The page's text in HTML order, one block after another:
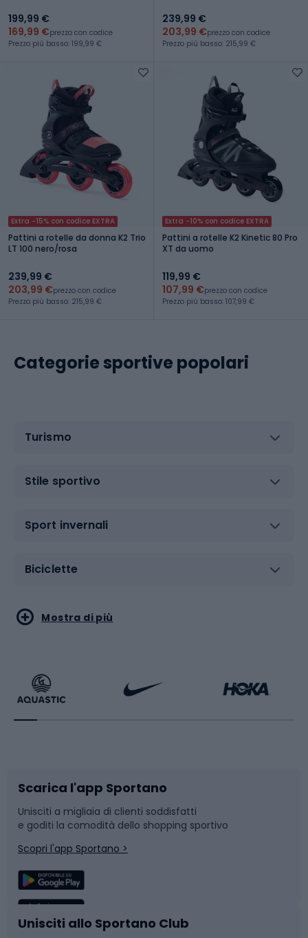
199,99 €
169,99 €prezzo con codice
Prezzo più basso: 199,99 €
239,99 €
203,99 €prezzo con codice
Prezzo più basso: 215,99 €
Extra -15% con codice EXTRA
Pattini a rotelle da donna K2 Trio
LT 100 nero/rosa
239,99 €
203,99 €prezzo con codice
Prezzo più basso: 215,99 €
Extra -10% con codice EXTRA
Pattini a rotelle K2 Kinetic 80 Pro
XT da uomo
119,99 €
107,99 €prezzo con codice
Prezzo più basso: 107,99 €
Categorie sportive popolari
Turismo
Stile sportivo
Sport invernali
Biciclette
Sport acquatici
Bikepacking
Bushcraft
Corsa
Sport di squadra
Caschi da ciclismo
Sport di arti marziali
Sport con le racchette
Slitte e slittini
Snowboard
Camminata nordica
Nuoto
Mostra di più
Scarica l'app Sportano
Unisciti a migliaia di clienti soddisfatti
e goditi la comodità dello shopping sportivo
Scopri l'app Sportano >
Unisciti allo Sportano Club